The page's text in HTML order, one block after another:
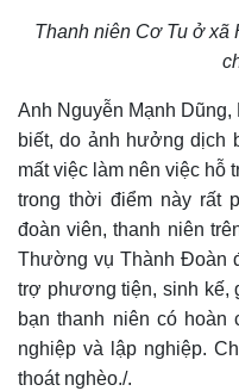
Thanh niên Cơ Tu ở xã
Anh Nguyễn Mạnh
biết, do ảnh hưởng dịch
mất việc làm nên việc hỗ
trong thời điểm này rất
đoàn viên, thanh niên
Thường vụ Thành Đoàn
trợ phương tiện, sinh kế,
bạn thanh niên có hoàn
nghiệp và lập nghiệp.
thoát nghèo./.